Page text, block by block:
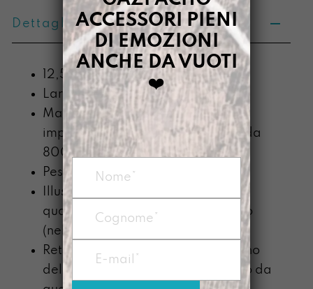
Dettagli prodotto
12,5 x 18,5 x 0,6
Larghezza x Altezza x Profondità
Materiale: Prodotto con telo
impermeabile di PVC recuperato da
800g/mq
Peso: circa 50g
Illustrazione stampata in
quadricromia con plotter digitale o
(nella linea LLUMI) dipinto a mano
Retro sempre dipinto a mano, il tono
del colore potrebbe essere diverso da
ACCESSORI PIENI
DI EMOZIONI
ANCHE DA VUOTI
❤️